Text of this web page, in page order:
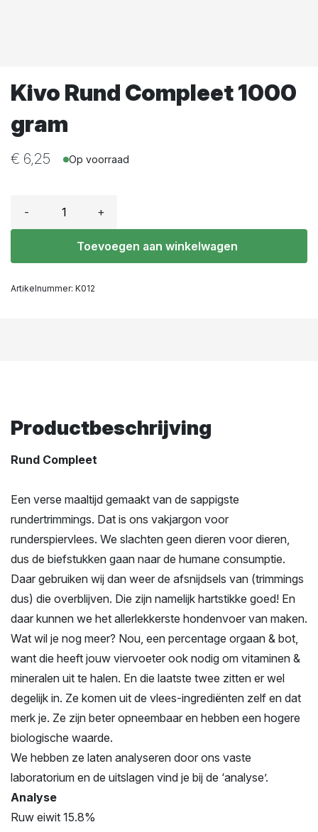
Kivo Rund Compleet 1000
gram
€ 6,25 Op voorraad
- +
Toevoegen aan winkelwagen
Artikelnummer: K012
Productbeschrijving
Rund Compleet
Een verse maaltijd gemaakt van de sappigste
rundertrimmings. Dat is ons vakjargon voor
runderspiervlees. We slachten geen dieren voor dieren,
dus de biefstukken gaan naar de humane consumptie.
Daar gebruiken wij dan weer de afsnijdsels van (trimmings
dus) die overblijven. Die zijn namelijk hartstikke goed! En
daar kunnen we het allerlekkerste hondenvoer van maken.
Wat wil je nog meer? Nou, een percentage orgaan & bot,
want die heeft jouw viervoeter ook nodig om vitaminen &
mineralen uit te halen. En die laatste twee zitten er wel
degelijk in. Ze komen uit de vlees-ingrediënten zelf en dat
merk je. Ze zijn beter opneembaar en hebben een hogere
biologische waarde.
We hebben ze laten analyseren door ons vaste
laboratorium en de uitslagen vind je bij de ‘analyse’.
Analyse
Ruw eiwit 15.8%